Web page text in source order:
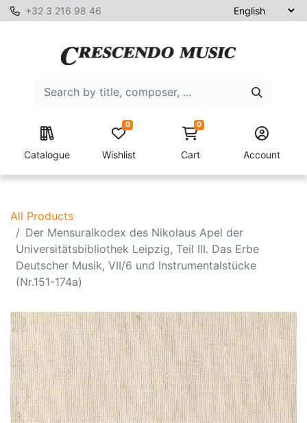
+32 3 216 98 46
Catalogue Wishlist
0 0
Cart Account
All Products
Der Mensuralkodex des Nikolaus Apel der
Universitätsbibliothek Leipzig, Teil III. Das Erbe
Deutscher Musik, VII/6 und Instrumentalstücke
(Nr.151-174a)